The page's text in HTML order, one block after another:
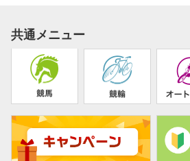
共通メニュー